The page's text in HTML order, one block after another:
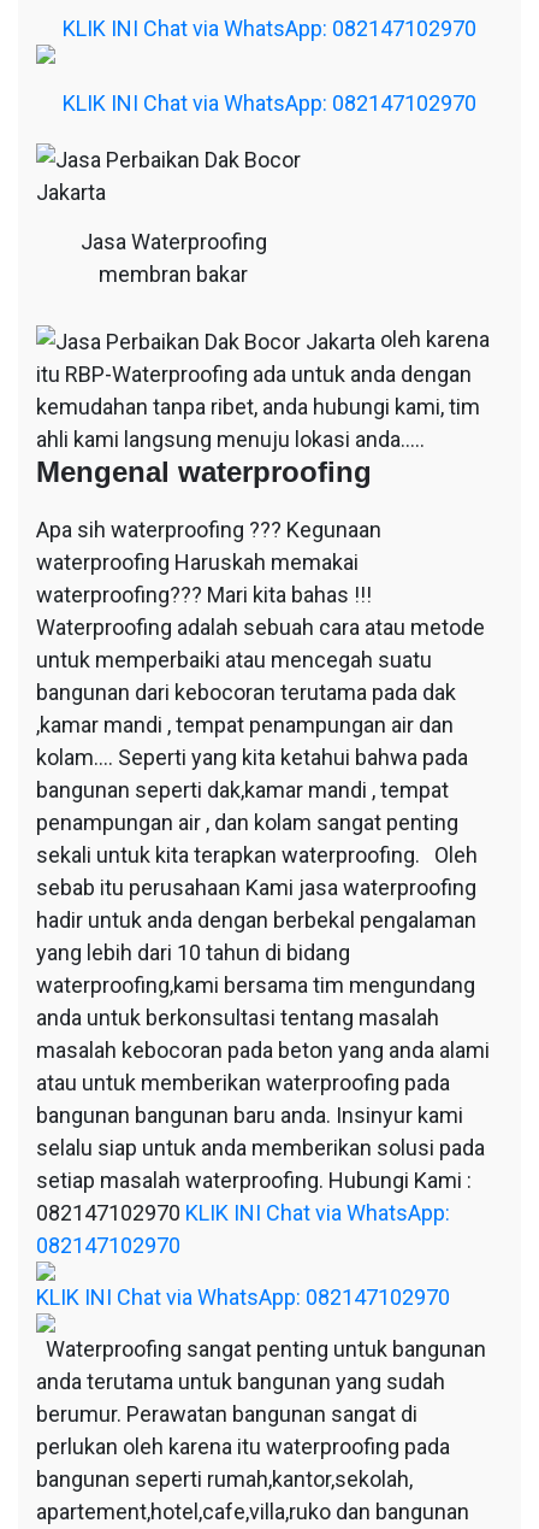
KLIK INI Chat via WhatsApp: 082147102970
KLIK INI Chat via WhatsApp: 082147102970
Jasa Waterproofing
membran bakar
oleh karena
itu RBP-Waterproofing ada untuk anda dengan
kemudahan tanpa ribet, anda hubungi kami, tim
ahli kami langsung menuju lokasi anda…..
Mengenal waterproofing
Apa sih waterproofing ??? Kegunaan
waterproofing Haruskah memakai
waterproofing??? Mari kita bahas !!!
Waterproofing adalah sebuah cara atau metode
untuk memperbaiki atau mencegah suatu
bangunan dari kebocoran terutama pada dak
,kamar mandi , tempat penampungan air dan
kolam…. Seperti yang kita ketahui bahwa pada
bangunan seperti dak,kamar mandi , tempat
penampungan air , dan kolam sangat penting
sekali untuk kita terapkan waterproofing. Oleh
sebab itu perusahaan Kami jasa waterproofing
hadir untuk anda dengan berbekal pengalaman
yang lebih dari 10 tahun di bidang
waterproofing,kami bersama tim mengundang
anda untuk berkonsultasi tentang masalah
masalah kebocoran pada beton yang anda alami
atau untuk memberikan waterproofing pada
bangunan bangunan baru anda. Insinyur kami
selalu siap untuk anda memberikan solusi pada
setiap masalah waterproofing. Hubungi Kami :
082147102970 KLIK INI Chat via WhatsApp:
082147102970
KLIK INI Chat via WhatsApp: 082147102970
Waterproofing sangat penting untuk bangunan
anda terutama untuk bangunan yang sudah
berumur. Perawatan bangunan sangat di
perlukan oleh karena itu waterproofing pada
bangunan seperti rumah,kantor,sekolah,
apartement,hotel,cafe,villa,ruko dan bangunan